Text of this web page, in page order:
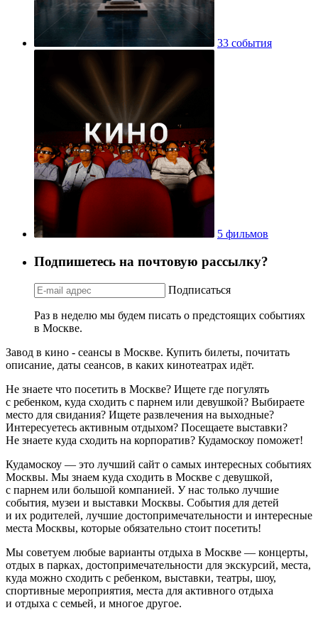
33 события
5 фильмов
Подпишетесь на почтовую рассылку?
Подписаться
Раз в неделю мы будем писать о предстоящих событиях
в Москве.
Завод в кино - сеансы в Москве. Купить билеты, почитать
описание, даты сеансов, в каких кинотеатрах идёт.
Не знаете что посетить в Москве? Ищете где погулять
с ребенком, куда сходить с парнем или девушкой? Выбираете
место для свидания? Ищете развлечения на выходные?
Интересуетесь активным отдыхом? Посещаете выставки?
Не знаете куда сходить на корпоратив? Кудамоскоу поможет!
Кудамоскоу — это лучший сайт о самых интересных событиях
Москвы. Мы знаем куда сходить в Москве с девушкой,
с парнем или большой компанией. У нас только лучшие
события, музеи и выставки Москвы. События для детей
и их родителей, лучшие достопримечательности и интересные
места Москвы, которые обязательно стоит посетить!
Мы советуем любые варианты отдыха в Москве — концерты,
отдых в парках, достопримечательности для экскурсий, места,
куда можно сходить с ребенком, выставки, театры, шоу,
спортивные мероприятия, места для активного отдыха
и отдыха с семьей, и многое другое.